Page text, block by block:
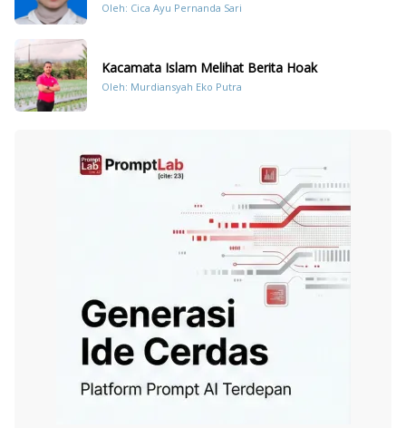
Oleh: Cica Ayu Pernanda Sari
Kacamata Islam Melihat Berita Hoak
Oleh: Murdiansyah Eko Putra